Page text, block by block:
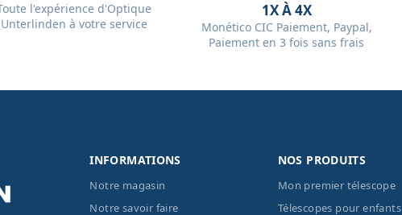
l'expérience d'Optique
Unterlinden à votre service
1X À 4X
Monético CIC Paiement, Paypal,
Paiement en 3 fois sans frais
INFORMATIONS
Notre magasin
Notre savoir faire
NOS PRODUITS
Mon premier télescope
Télescopes pour enfants